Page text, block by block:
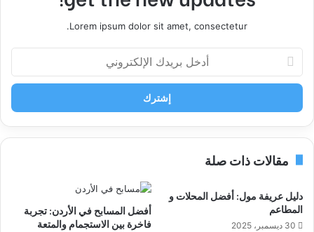
Lorem ipsum dolor sit amet, consectetur.
أدخل
بريدك
الإلكتروني
مقالات ذات صلة
دليل عريفة مول: أفضل المحلات و
المطاعم
30 ديسمبر، 2025
أفضل المسابح في الأردن: تجربة
فاخرة بين الاستجمام والمتعة